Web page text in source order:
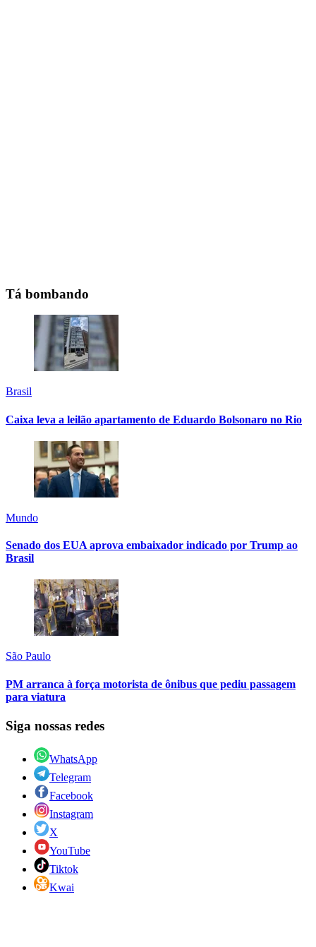
Tá bombando
Brasil
Caixa leva a leilão apartamento de Eduardo Bolsonaro no Rio
Mundo
Senado dos EUA aprova embaixador indicado por Trump ao
Brasil
São Paulo
PM arranca à força motorista de ônibus que pediu passagem
para viatura
Siga nossas redes
WhatsApp
Telegram
Facebook
Instagram
X
YouTube
Tiktok
Kwai